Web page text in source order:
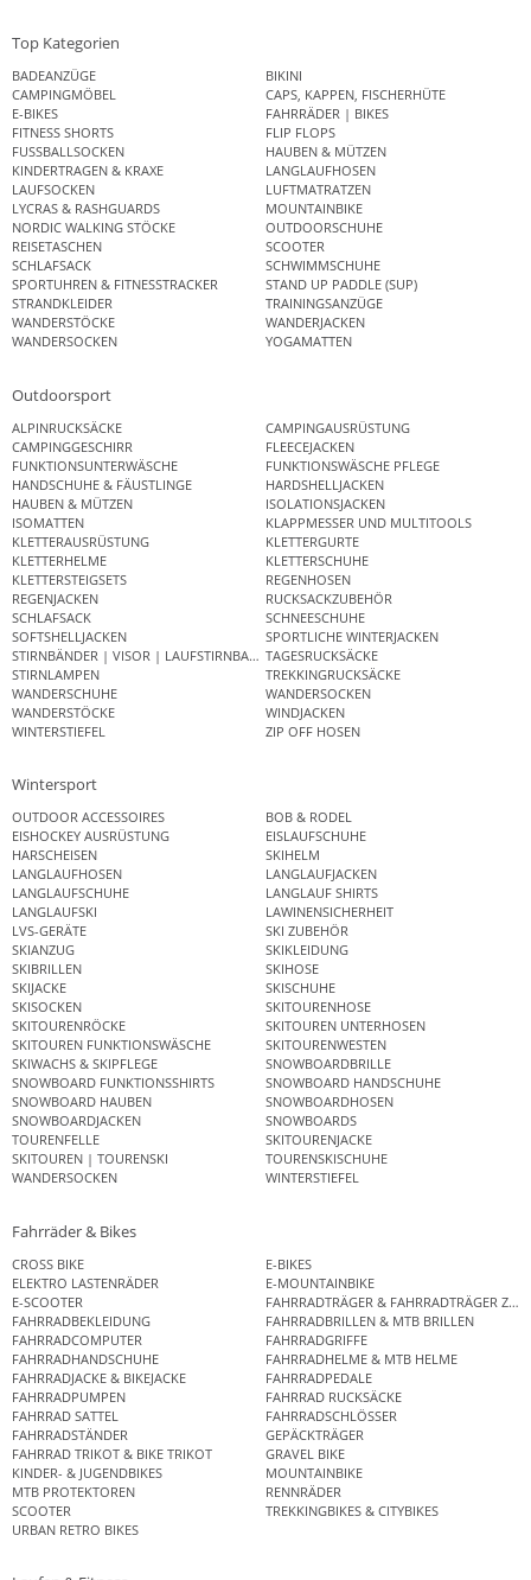
Top Kategorien
BADEANZÜGE
BIKINI
CAMPINGMÖBEL
CAPS, KAPPEN, FISCHERHÜTE
E-BIKES
FAHRRÄDER | BIKES
FITNESS SHORTS
FLIP FLOPS
FUSSBALLSOCKEN
HAUBEN & MÜTZEN
KINDERTRAGEN & KRAXE
LANGLAUFHOSEN
LAUFSOCKEN
LUFTMATRATZEN
LYCRAS & RASHGUARDS
MOUNTAINBIKE
NORDIC WALKING STÖCKE
OUTDOORSCHUHE
REISETASCHEN
SCOOTER
SCHLAFSACK
SCHWIMMSCHUHE
SPORTUHREN & FITNESSTRACKER
STAND UP PADDLE (SUP)
STRANDKLEIDER
TRAININGSANZÜGE
WANDERSTÖCKE
WANDERJACKEN
WANDERSOCKEN
YOGAMATTEN
Outdoorsport
ALPINRUCKSÄCKE
CAMPINGAUSRÜSTUNG
CAMPINGGESCHIRR
FLEECEJACKEN
FUNKTIONSUNTERWÄSCHE
FUNKTIONSWÄSCHE PFLEGE
HANDSCHUHE & FÄUSTLINGE
HARDSHELLJACKEN
HAUBEN & MÜTZEN
ISOLATIONSJACKEN
ISOMATTEN
KLAPPMESSER UND MULTITOOLS
KLETTERAUSRÜSTUNG
KLETTERGURTE
KLETTERHELME
KLETTERSCHUHE
KLETTERSTEIGSETS
REGENHOSEN
REGENJACKEN
RUCKSACKZUBEHÖR
SCHLAFSACK
SCHNEESCHUHE
SOFTSHELLJACKEN
SPORTLICHE WINTERJACKEN
STIRNBÄNDER | VISOR | LAUFSTIRNBANDTAGESRUCKSÄCKE
STIRNLAMPEN
TREKKINGRUCKSÄCKE
WANDERSCHUHE
WANDERSOCKEN
WANDERSTÖCKE
WINDJACKEN
WINTERSTIEFEL
ZIP OFF HOSEN
Wintersport
OUTDOOR ACCESSOIRES
BOB & RODEL
EISHOCKEY AUSRÜSTUNG
EISLAUFSCHUHE
HARSCHEISEN
SKIHELM
LANGLAUFHOSEN
LANGLAUFJACKEN
LANGLAUFSCHUHE
LANGLAUF SHIRTS
LANGLAUFSKI
LAWINENSICHERHEIT
LVS-GERÄTE
SKI ZUBEHÖR
SKIANZUG
SKIKLEIDUNG
SKIBRILLEN
SKIHOSE
SKIJACKE
SKISCHUHE
SKISOCKEN
SKITOURENHOSE
SKITOURENRÖCKE
SKITOUREN UNTERHOSEN
SKITOUREN FUNKTIONSWÄSCHE
SKITOURENWESTEN
SKIWACHS & SKIPFLEGE
SNOWBOARDBRILLE
SNOWBOARD FUNKTIONSSHIRTS
SNOWBOARD HANDSCHUHE
SNOWBOARD HAUBEN
SNOWBOARDHOSEN
SNOWBOARDJACKEN
SNOWBOARDS
TOURENFELLE
SKITOURENJACKE
SKITOUREN | TOURENSKI
TOURENSKISCHUHE
WANDERSOCKEN
WINTERSTIEFEL
Fahrräder & Bikes
CROSS BIKE
E-BIKES
ELEKTRO LASTENRÄDER
E-MOUNTAINBIKE
E-SCOOTER
FAHRRADTRÄGER & FAHRRADTRÄGER
FAHRRADBEKLEIDUNG
FAHRRADBRILLEN & MTB BRILLEN
FAHRRADCOMPUTER
FAHRRADGRIFFE
FAHRRADHANDSCHUHE
FAHRRADHELME & MTB HELME
FAHRRADJACKE & BIKEJACKE
FAHRRADPEDALE
FAHRRADPUMPEN
FAHRRAD RUCKSÄCKE
FAHRRAD SATTEL
FAHRRADSCHLÖSSER
FAHRRADSTÄNDER
GEPÄCKTRÄGER
FAHRRAD TRIKOT & BIKE TRIKOT
GRAVEL BIKE
KINDER- & JUGENDBIKES
MOUNTAINBIKE
MTB PROTEKTOREN
RENNRÄDER
SCOOTER
TREKKINGBIKES & CITYBIKES
URBAN RETRO BIKES